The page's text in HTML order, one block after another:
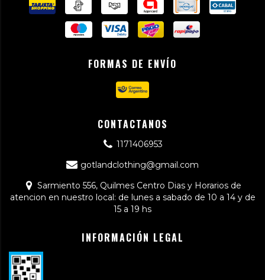
FORMAS DE ENVÍO
CONTACTANOS
1171406953
gotlandclothing@gmail.com
Sarmiento 556, Quilmes Centro Dias y Horarios de
atencion en nuestro local: de lunes a sabado de 10 a 14 y de
15 a 19 hs
INFORMACIÓN LEGAL